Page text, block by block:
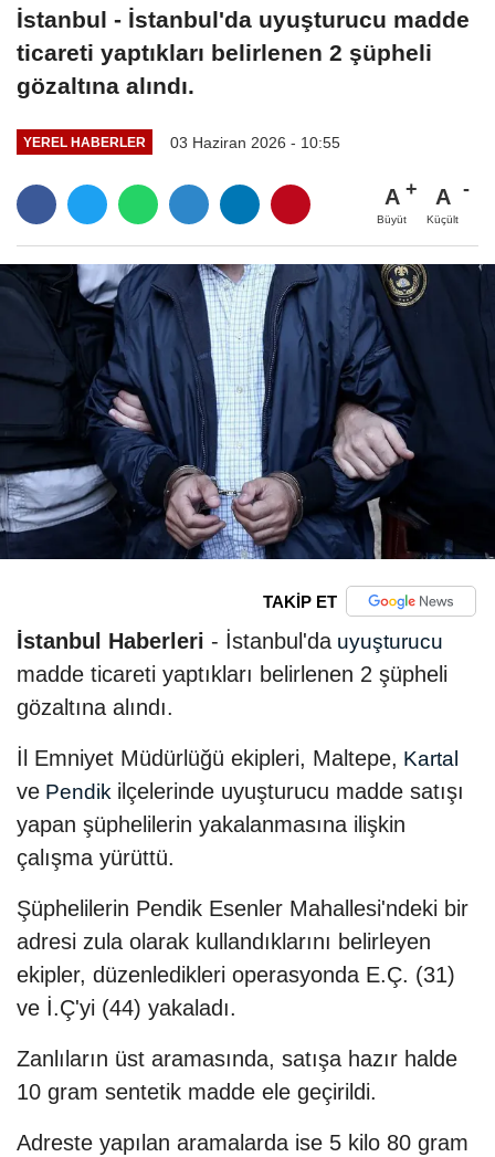
İstanbul - İstanbul'da uyuşturucu madde
ticareti yaptıkları belirlenen 2 şüpheli
gözaltına alındı.
YEREL HABERLER 03 Haziran 2026 - 10:55
A
Büyüt
A
Küçült
TAKİP ET
İstanbul Haberleri - İstanbul'da uyuşturucu
madde ticareti yaptıkları belirlenen 2 şüpheli
gözaltına alındı.
İl Emniyet Müdürlüğü ekipleri, Maltepe, Kartal
ve Pendik ilçelerinde uyuşturucu madde satışı
yapan şüphelilerin yakalanmasına ilişkin
çalışma yürüttü.
Şüphelilerin Pendik Esenler Mahallesi'ndeki bir
adresi zula olarak kullandıklarını belirleyen
ekipler, düzenledikleri operasyonda E.Ç. (31)
ve İ.Ç'yi (44) yakaladı.
Zanlıların üst aramasında, satışa hazır halde
10 gram sentetik madde ele geçirildi.
Adreste yapılan aramalarda ise 5 kilo 80 gram